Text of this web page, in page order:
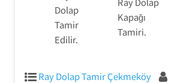
Dolap
Tamir
Edilir.
Kapağı
Tamiri.
Ray Dolap Tamir Çekmeköy